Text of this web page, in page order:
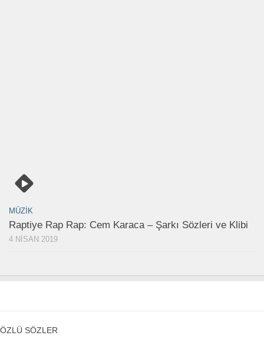
MÜZIK
Raptiye Rap Rap: Cem Karaca – Şarkı Sözleri ve Klibi
4 NISAN 2019
ÖZLÜ SÖZLER